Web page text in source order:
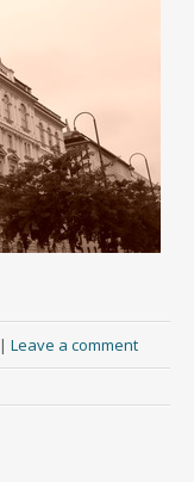
| Leave a comment